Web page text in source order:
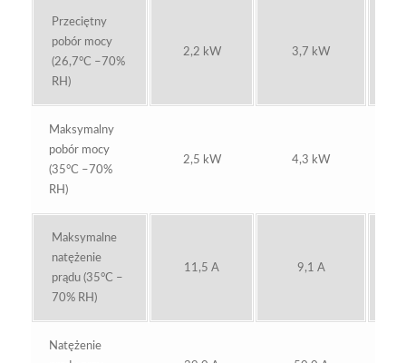
Przeciętny
pobór mocy
(26,7°C –70%
RH)
2,2 kW 3,7 kW
Maksymalny
pobór mocy
(35°C –70%
RH)
2,5 kW 4,3 kW
Maksymalne
natężenie
prądu (35°C –
70% RH)
11,5 A 9,1 A
Natężenie